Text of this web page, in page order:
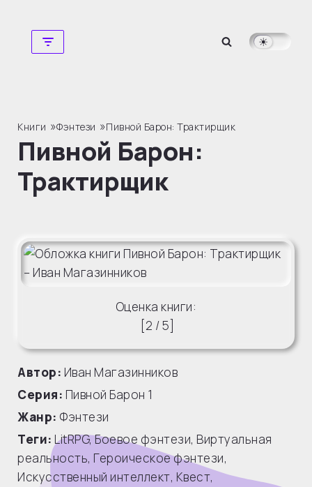
Перейти
Книги »Фэнтези »Пивной Барон: Трактирщик
Пивной Барон:
Трактирщик
Оценка книги:
2 /5
Автор: Иван Магазинников
Серия: Пивной Барон 1
Жанр: Фэнтези
Теги: LitRPG,Боевое фэнтези, Виртуальная
реальность, Героическое фэнтези,
Искусственный интеллект, Квест,